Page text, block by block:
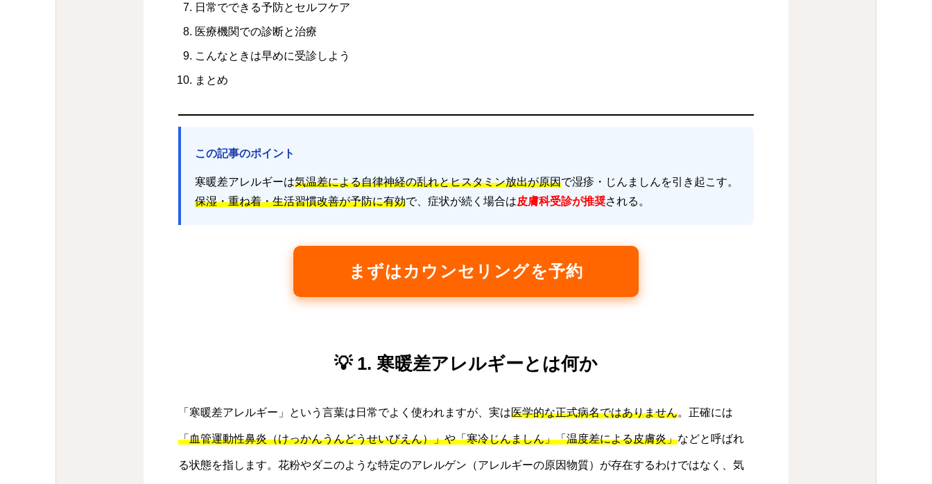
日常でできる予防とセルフケア
医療機関での診断と治療
こんなときは早めに受診しよう
まとめ
この記事のポイント
寒暖差アレルギーは気温差による自律神経の乱れとヒスタミン放出が原因で湿疹・じんましんを引き起こす。
保湿・重ね着・生活習慣改善が予防に有効で、症状が続く場合は皮膚科受診が推奨される。
まずはカウンセリングを予約
💡 1. 寒暖差アレルギーとは何か
「寒暖差アレルギー」という言葉は日常でよく使われますが、実は医学的な正式病名ではありません。正確には
「血管運動性鼻炎（けっかんうんどうせいびえん）」や「寒冷じんましん」「温度差による皮膚炎」などと呼ばれ
る状態を指します。花粉やダニのような特定のアレルゲン（アレルギーの原因物質）が存在するわけではなく、気